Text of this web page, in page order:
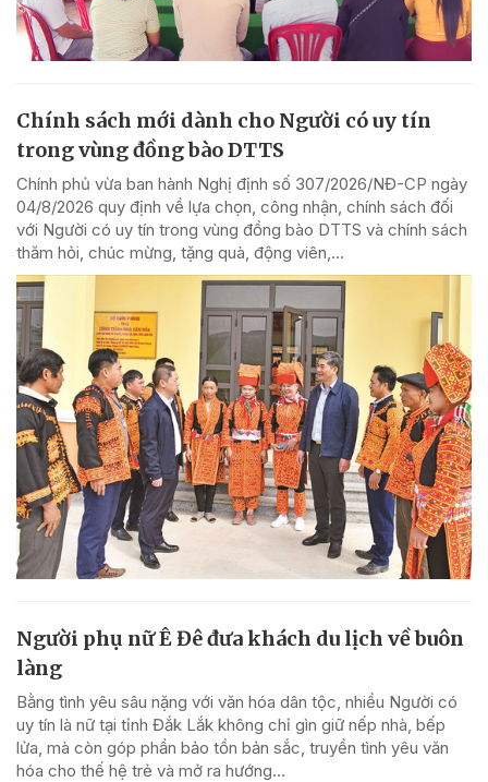
Chính sách mới dành cho Người có uy tín
trong vùng đồng bào DTTS
Chính phủ vừa ban hành Nghị định số 307/2026/NĐ-CP ngày
04/8/2026 quy định về lựa chọn, công nhận, chính sách đối
với Người có uy tín trong vùng đồng bào DTTS và chính sách
thăm hỏi, chúc mừng, tặng quà, động viên,...
Người phụ nữ Ê Đê đưa khách du lịch về buôn
làng
Bằng tình yêu sâu nặng với văn hóa dân tộc, nhiều Người có
uy tín là nữ tại tỉnh Đắk Lắk không chỉ gìn giữ nếp nhà, bếp
lửa, mà còn góp phần bảo tồn bản sắc, truyền tình yêu văn
hóa cho thế hệ trẻ và mở ra hướng...